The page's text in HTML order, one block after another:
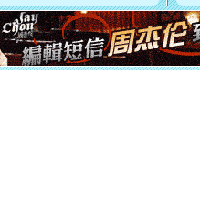
离。水晶
[元旦]当
泣，这痛
卖了。水
[春节]风